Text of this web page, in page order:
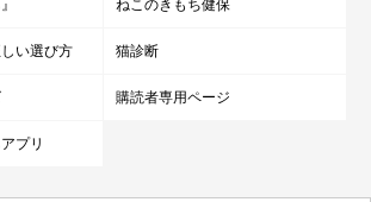
話してくれました。
ねこのきもち健保
い選び方 猫診断
購読者専用ページ
プリ